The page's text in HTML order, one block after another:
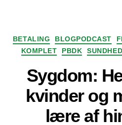
BETALING BLOGPODCAST
KOMPLET
PBDK SUNDHED
Sygdom:
kvinder og
lære af